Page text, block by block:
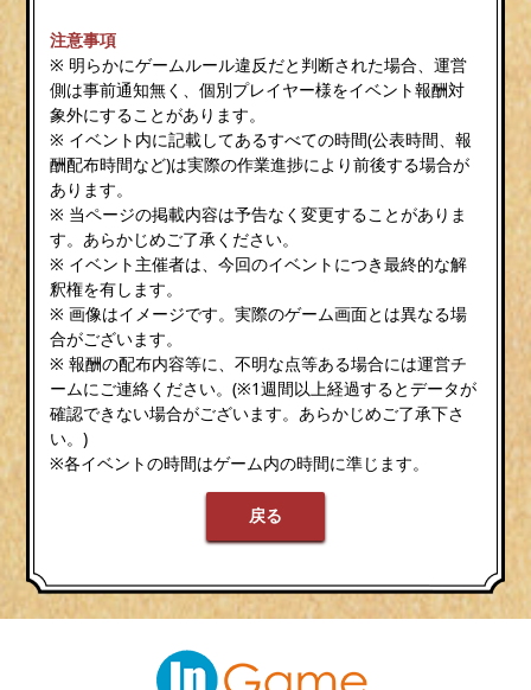
注意事項
※ 明らかにゲームルール違反だと判断された場合、運営
側は事前通知無く、個別プレイヤー様をイベント報酬対
象外にすることがあります。
※ イベント内に記載してあるすべての時間(公表時間、報
酬配布時間など)は実際の作業進捗により前後する場合が
あります。
※ 当ページの掲載内容は予告なく変更することがありま
す。あらかじめご了承ください。
※ イベント主催者は、今回のイベントにつき最終的な解
釈権を有します。
※ 画像はイメージです。実際のゲーム画面とは異なる場
合がございます。
※ 報酬の配布内容等に、不明な点等ある場合には運営チ
ームにご連絡ください。(※1週間以上経過するとデータが
確認できない場合がございます。あらかじめご了承下さ
い。)
※各イベントの時間はゲーム内の時間に準じます。
戻る